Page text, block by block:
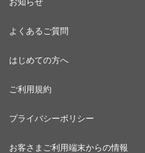
お知らせ
よくあるご質問
はじめての方へ
ご利用規約
プライバシーポリシー
お客さまご利用端末からの情報